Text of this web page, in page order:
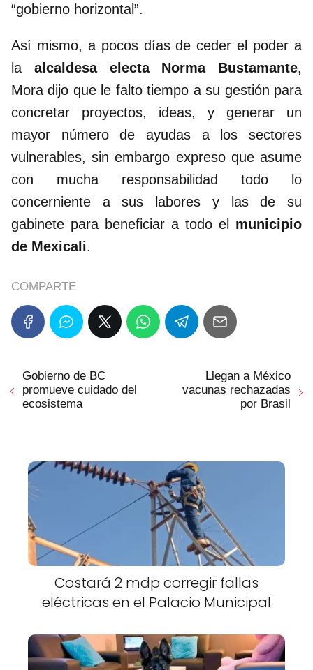
“gobierno horizontal”.
Así mismo, a pocos días de ceder el poder a
la alcaldesa electa Norma Bustamante,
Mora dijo que le falto tiempo a su gestión para
concretar proyectos, ideas, y generar un
mayor número de ayudas a los sectores
vulnerables, sin embargo expreso que asume
con mucha responsabilidad todo lo
concerniente a sus labores y las de su
gabinete para beneficiar a todo el municipio
de Mexicali.
COMPARTE
Gobierno de BC
promueve cuidado del
ecosistema
Llegan a México
vacunas rechazadas
por Brasil
Costará 2 mdp corregir fallas
eléctricas en el Palacio Municipal